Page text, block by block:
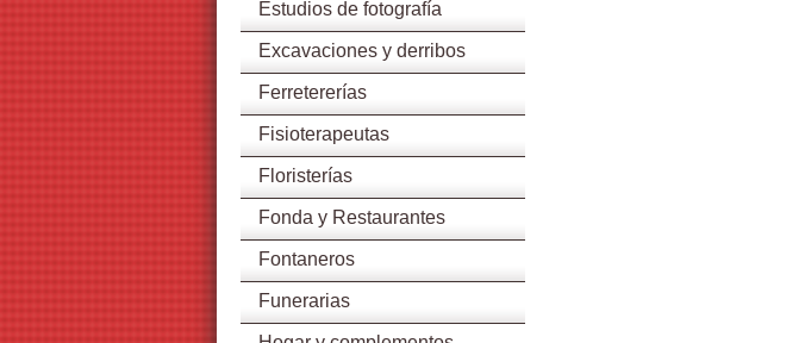
Estudios de fotografía
Excavaciones y derribos
Ferretererías
Fisioterapeutas
Floristerías
Fonda y Restaurantes
Fontaneros
Funerarias